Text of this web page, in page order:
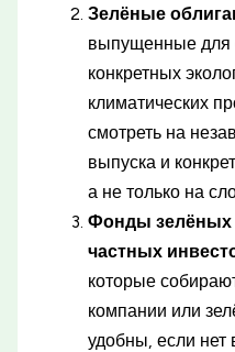
Зелёные
выпущенные для
конкретных
климатических
смотреть на
выпуска и
а не только на
Фонды зелёных
частных
которые
компании или
удобны, если нет